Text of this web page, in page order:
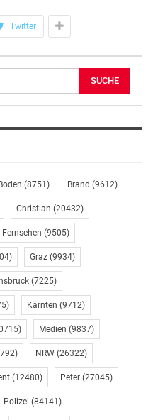
Spielplätzen, das
werden kann. Ein im
Klarstellungen vor,
NEOS und Grüne für
und
das Verbot bestimmter
zum Inhalt
sich dann noch bei der
in dem
bestehende
für COVID-19-
in Österreich
anzukaufen. Diese
in der Minderheit.
DURCH EINBEZIEHUNG
DEN TABAKKONSUM
Twitter
Boden (8751) Brand (9612)
Christian (20432)
Fernsehen (9505)
Graz (9934)
(7225)
Kärnten (9712)
Medien (9837)
NRW (26322)
(12480) Peter (27045)
Polizei (84141)